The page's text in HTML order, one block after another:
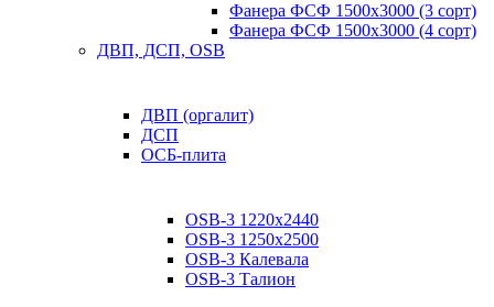
Фанера ФСФ 1500х3000 (3 сорт)
Фанера ФСФ 1500х3000 (4 сорт)
ДВП, ДСП, OSB
ДВП (оргалит)
ДСП
ОСБ-плита
OSB-3 1220х2440
OSB-3 1250х2500
OSB-3 Калевала
OSB-3 Талион